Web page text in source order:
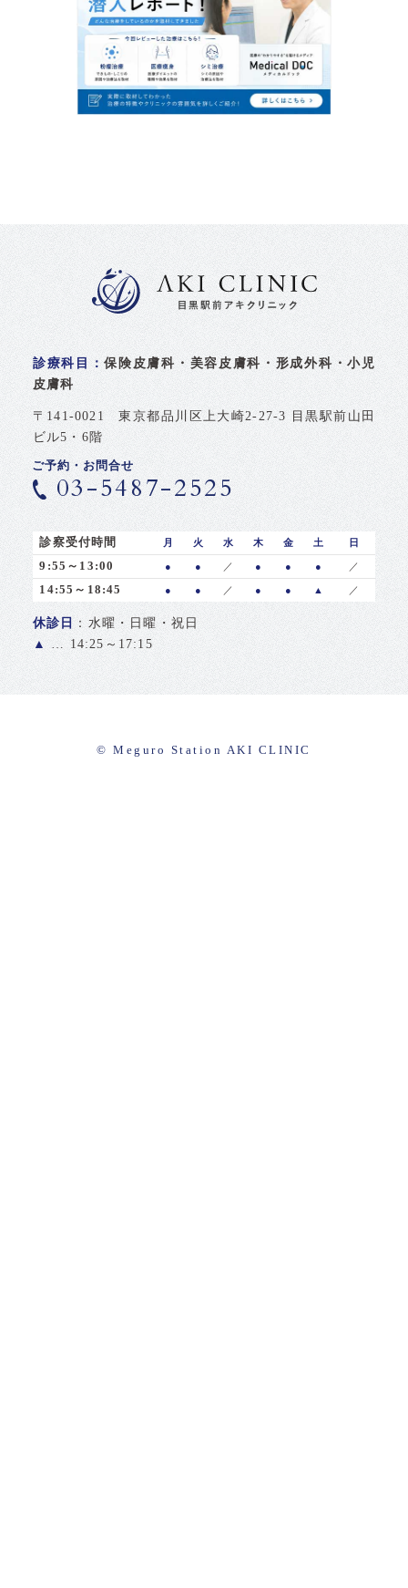
診療科目：保険皮膚科・美容皮膚科・形成外科・小児
皮膚科
〒141-0021 東京都品川区上大崎2-27-3 目黒駅前山田
ビル5・6階
ご予約・お問合せ
03-5487-2525
診察受付時間 月 火 水 木 金 土 日
9:55～13:00 ● ● ／ ● ● ● ／
14:55～18:45 ● ● ／ ● ● ▲ ／
休診日
：水曜・日曜・祝日
▲
… 14:25～17:15
© Meguro Station AKI CLINIC